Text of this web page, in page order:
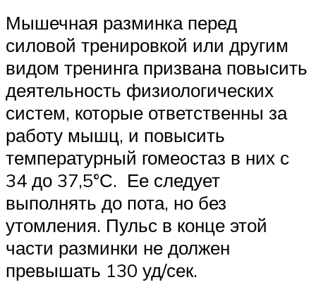
Мышечная разминка перед
силовой тренировкой или другим
видом тренинга призвана повысить
деятельность физиологических
систем, которые ответственны за
работу мышц, и повысить
температурный гомеостаз в них с
34 до 37,5°С. Ее следует
выполнять до пота, но без
утомления. Пульс в конце этой
части разминки не должен
превышать 130 уд/сек.